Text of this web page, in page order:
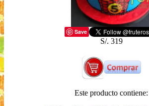
Save
S/. 319
Este producto contiene: